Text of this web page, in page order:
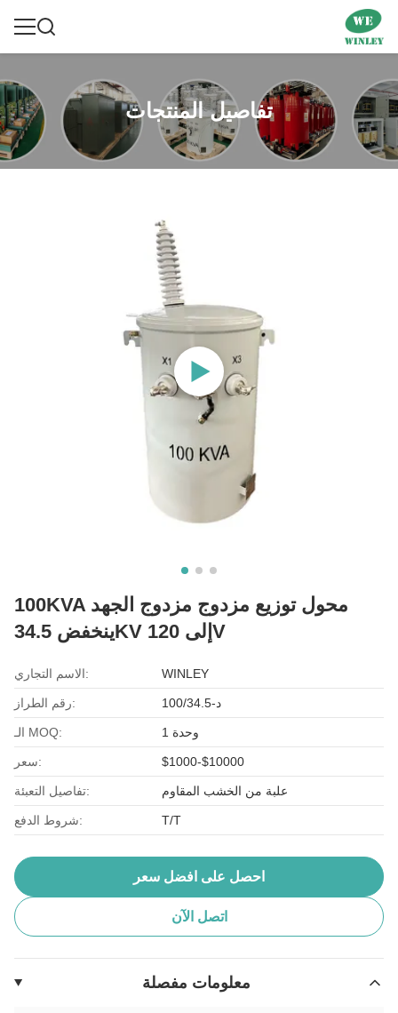
تفاصيل المنتجات
100KVA محول توزيع مزدوج مزدوج الجهد
ينخفض 34.5KV إلى 120V
الاسم التجاري: WINLEY
رقم الطراز: د-100/34.5
الـ MOQ: وحدة 1
سعر: $1000-$10000
تفاصيل التعبئة: علبة من الخشب المقاوم
شروط الدفع: T/T
احصل على افضل سعر
اتصل الآن
معلومات مفصلة